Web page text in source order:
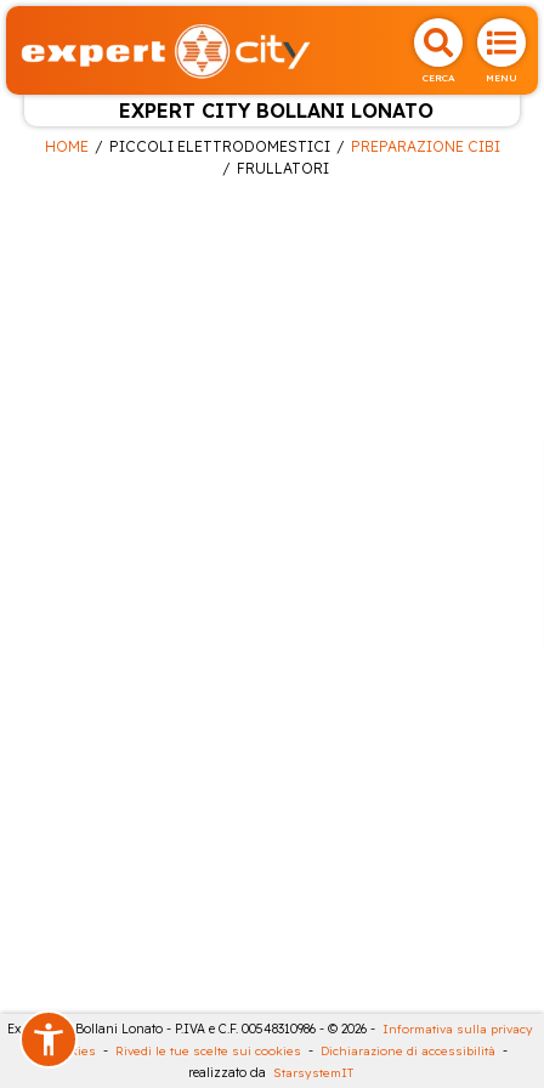
CERCA MENU
EXPERT CITY BOLLANI LONATO
HOME PICCOLI ELETTRODOMESTICI
PREPARAZIONE CIBI
FRULLATORI
Expert City Bollani Lonato - P.IVA e C.F. 00548310986 - © 2026 - Informativa sulla privacy
Cookies - Rivedi le tue scelte sui cookies - Dichiarazione di accessibilità -
realizzato da StarsystemIT